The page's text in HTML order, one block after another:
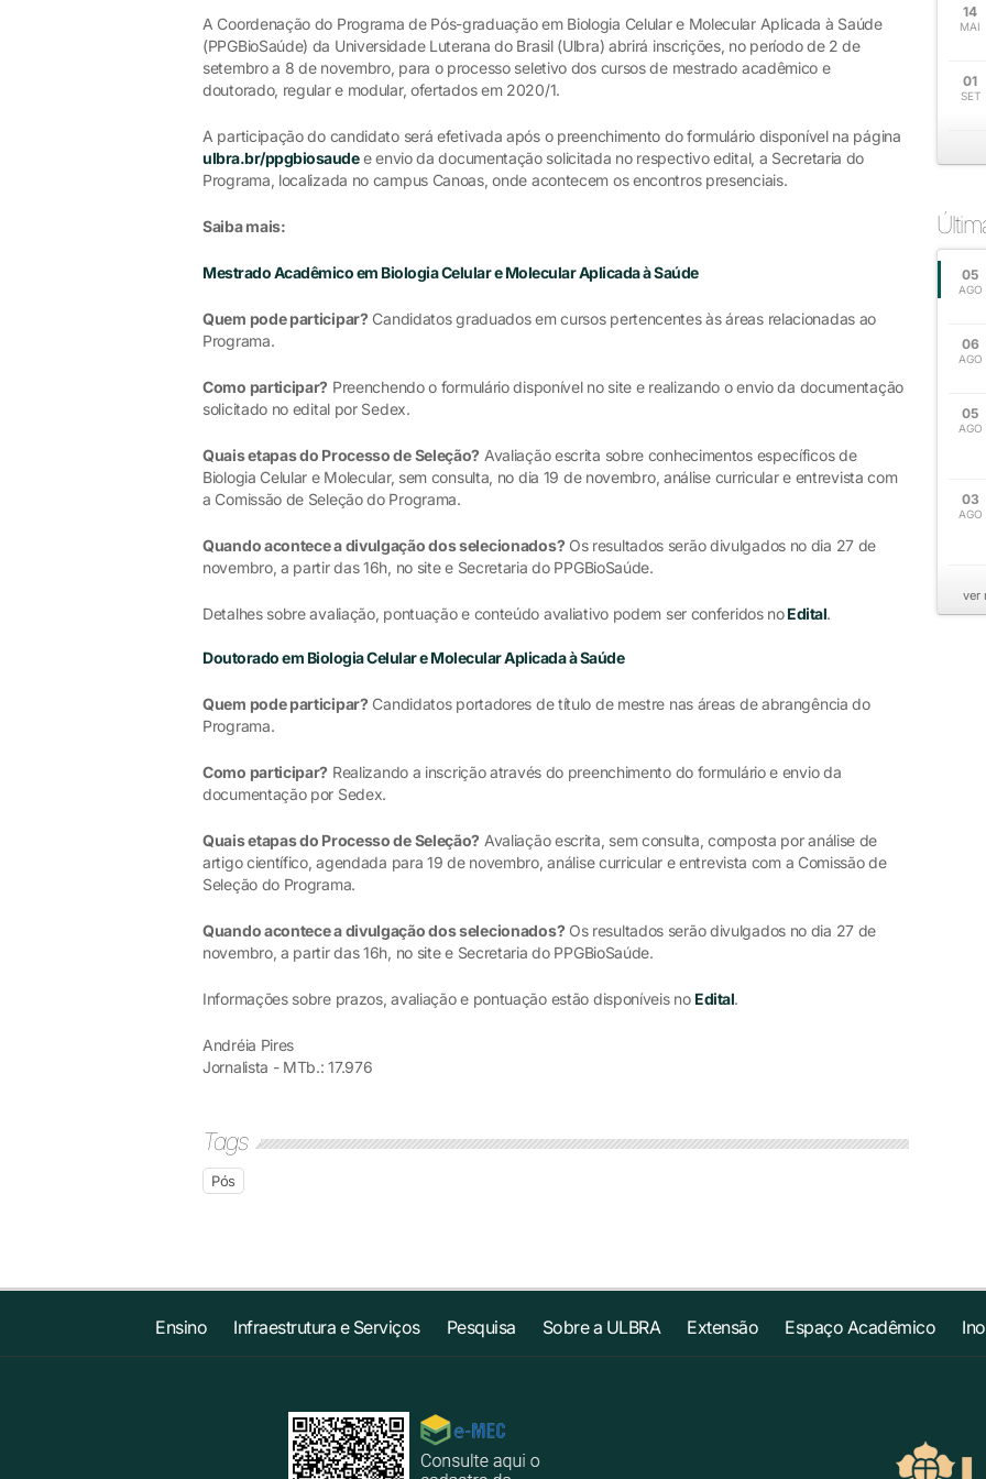
A Coordenação do Programa de Pós-graduação em Biologia Celular e Molecular Aplicada à Saúde
(PPGBioSaúde) da Universidade Luterana do Brasil (Ulbra) abrirá inscrições, no período de 2 de
setembro a 8 de novembro, para o processo seletivo dos cursos de mestrado acadêmico e
doutorado, regular e modular, ofertados em 2020/1.
A participação do candidato será efetivada após o preenchimento do formulário disponível na página
ulbra.br/ppgbiosaudee envio da documentação solicitada no respectivo edital, a Secretaria do
Programa, localizada no campus Canoas, onde acontecem os encontros presenciais.
Saiba mais:
Mestrado Acadêmico em Biologia Celular e Molecular Aplicada à Saúde
Quem pode participar? Candidatos graduados em cursos pertencentes às áreas relacionadas ao
Programa.
Como participar? Preenchendo o formulário disponível no site e realizando o envio da documentação
solicitado no edital por Sedex.
Quais etapas do Processo de Seleção? Avaliação escrita sobre conhecimentos específicos de
Biologia Celular e Molecular, sem consulta, no dia 19 de novembro, análise curricular e entrevista com
a Comissão de Seleção do Programa.
Quando acontece a divulgação dos selecionados? Os resultados serão divulgados no dia 27 de
novembro, a partir das 16h, no site e Secretaria do PPGBioSaúde.
Detalhes sobre avaliação, pontuação e conteúdo avaliativo podem ser conferidos noEdital.
Doutorado em Biologia Celular e Molecular Aplicada à Saúde
Quem pode participar? Candidatos portadores de título de mestre nas áreas de abrangência do
Programa.
Como participar? Realizando a inscrição através do preenchimento do formulário e envio da
documentação por Sedex.
Quais etapas do Processo de Seleção? Avaliação escrita, sem consulta, composta por análise de
artigo científico, agendada para 19 de novembro, análise curricular e entrevista com a Comissão de
Seleção do Programa.
Quando acontece a divulgação dos selecionados? Os resultados serão divulgados no dia 27 de
novembro, a partir das 16h, no site e Secretaria do PPGBioSaúde.
Informações sobre prazos, avaliação e pontuação estão disponíveis no Edital.
Andréia Pires
Jornalista - MTb.: 17.976
Tags
Pós
14
MAI
01
SET
05
AGO
06
AGO
05
AGO
03
AGO
ver
Ensino Infraestrutura e Serviços Pesquisa Sobre a ULBRA Extensão Espaço Acadêmico